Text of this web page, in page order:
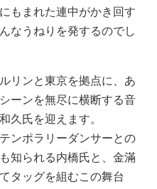
もまれた連中がかき回す
なうねりを発するのでし
リンと東京を拠点に、あ
ーンを無尽に横断する音
久氏を迎えます。
ンポラリーダンサーとの
知られる内橋氏と、金滿
タッグを組むこの舞台